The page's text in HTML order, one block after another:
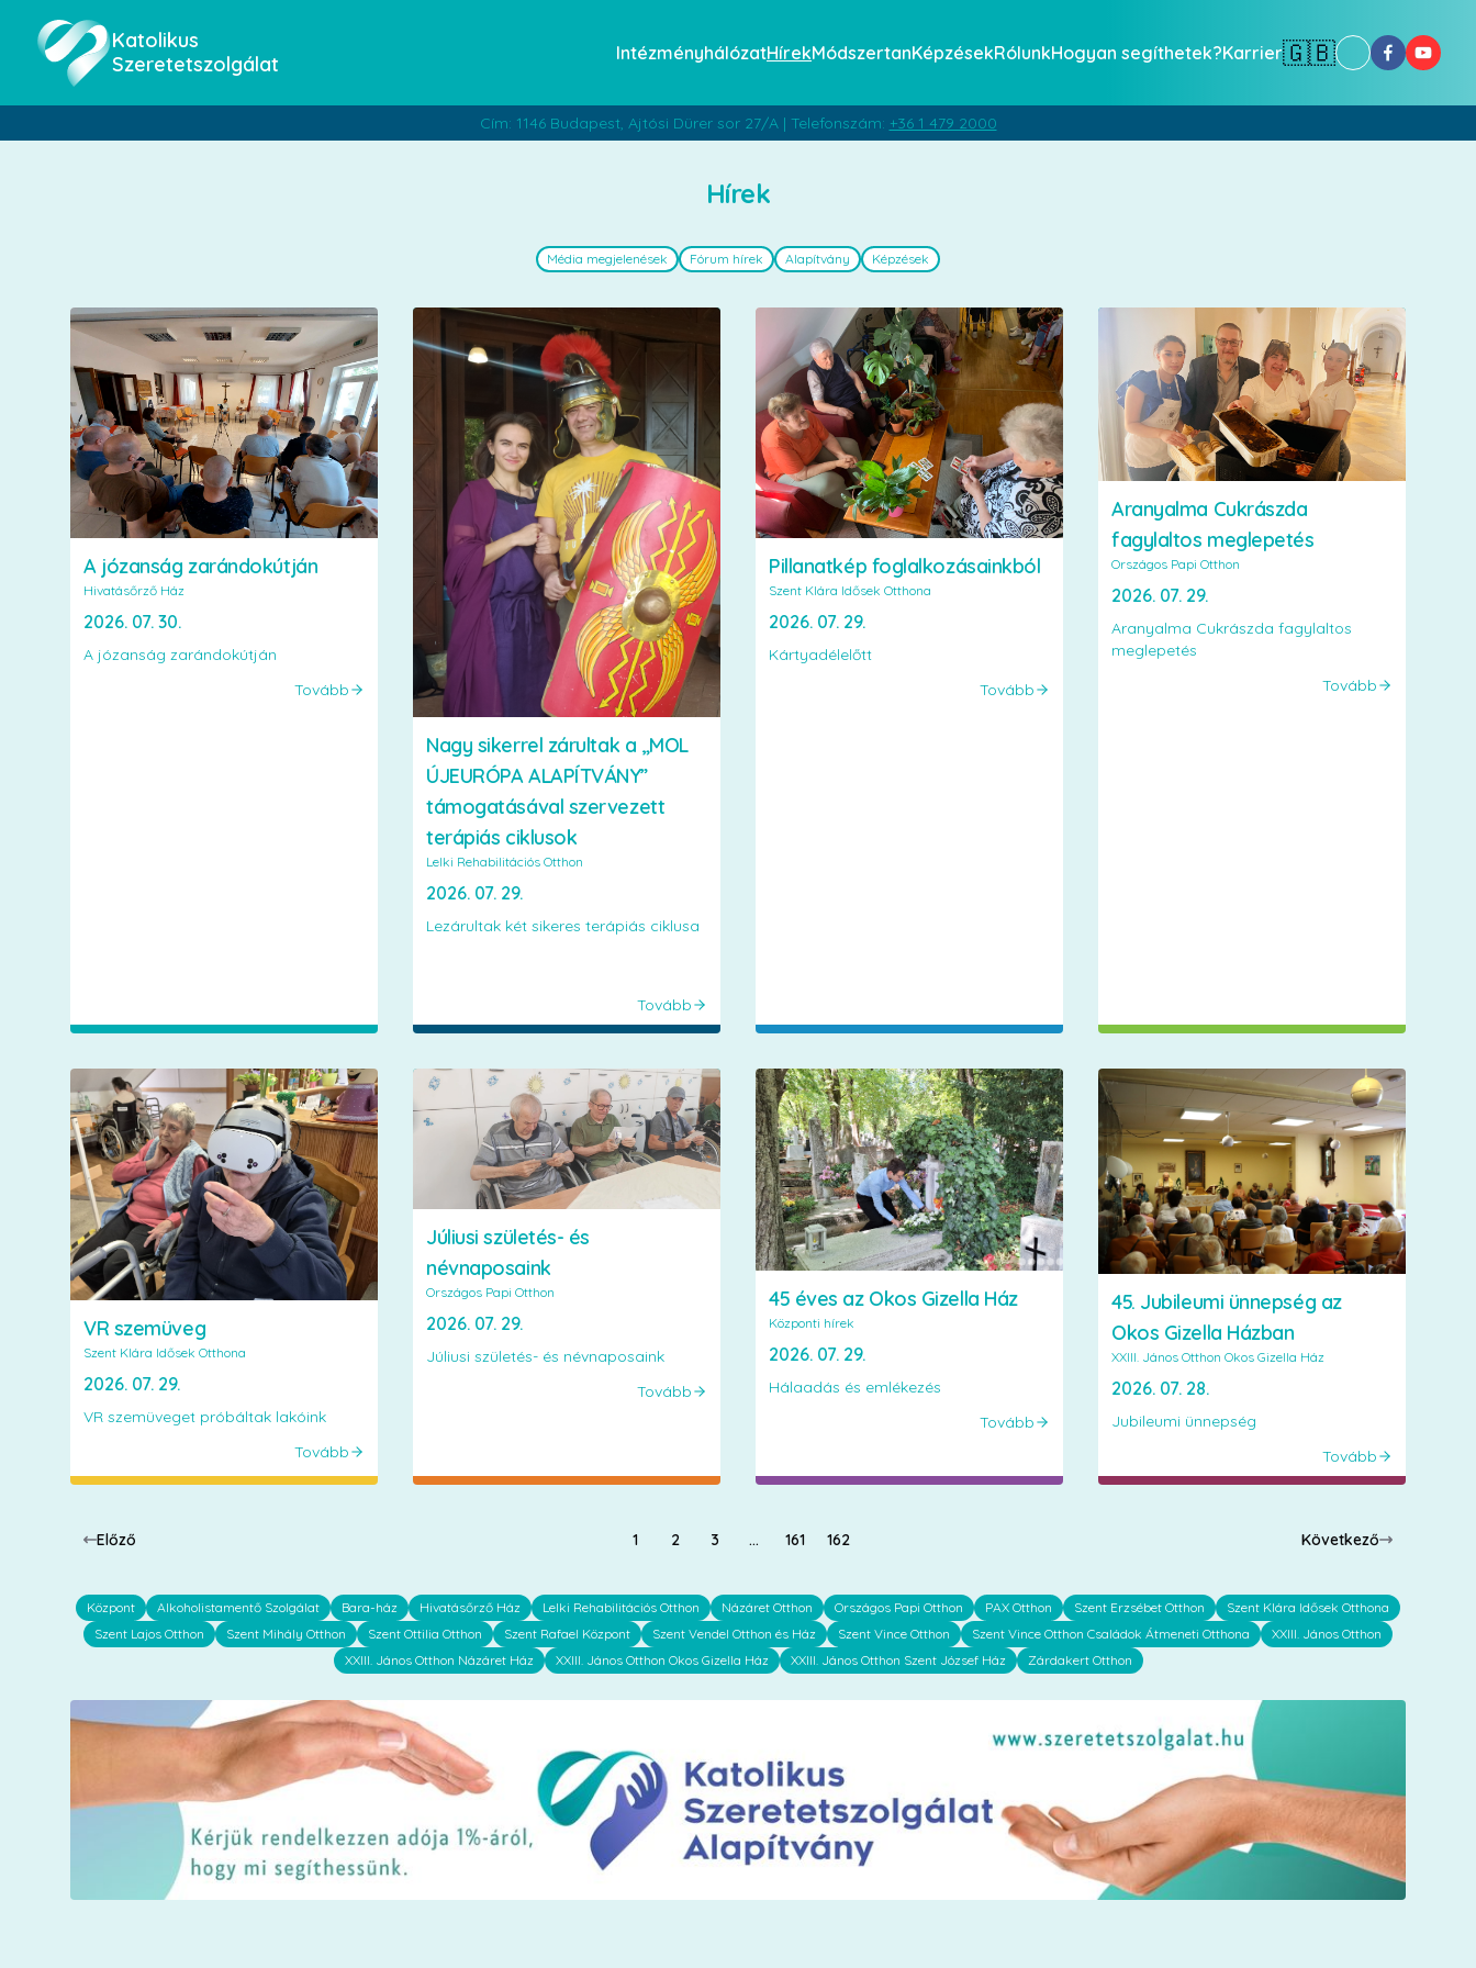
Katolikus
Szeretetszolgálat
IntézményhálózatHírekMódszertanKépzésekRólunkHogyan segíthetek?Karrier🇬🇧
Cím: 1146 Budapest, Ajtósi Dürer sor 27/A | Telefonszám: +36 1 479 2000
Hírek
Média megjelenések Fórum hírek Alapítvány Képzések
A józanság zarándokútján
Hivatásőrző Ház
2026. 07. 30.
A józanság zarándokútján
Tovább
Nagy sikerrel zárultak a „MOL
ÚJEURÓPA ALAPÍTVÁNY”
támogatásával szervezett
terápiás ciklusok
Lelki Rehabilitációs Otthon
2026. 07. 29.
Lezárultak két sikeres terápiás ciklusa
Tovább
Pillanatkép foglalkozásainkból
Szent Klára Idősek Otthona
2026. 07. 29.
Kártyadélelőtt
Tovább
Aranyalma Cukrászda
fagylaltos meglepetés
Országos Papi Otthon
2026. 07. 29.
Aranyalma Cukrászda fagylaltos
meglepetés
Tovább
VR szemüveg
Szent Klára Idősek Otthona
2026. 07. 29.
VR szemüveget próbáltak lakóink
Tovább
Júliusi születés- és
névnaposaink
Országos Papi Otthon
2026. 07. 29.
Júliusi születés- és névnaposaink
Tovább
45 éves az Okos Gizella Ház
Központi hírek
2026. 07. 29.
Hálaadás és emlékezés
Tovább
45. Jubileumi ünnepség az
Okos Gizella Házban
XXIII. János Otthon Okos Gizella Ház
2026. 07. 28.
Jubileumi ünnepség
Tovább
Előző 1 2 3 … 161 162 Következő
Központ Alkoholistamentő Szolgálat Bara-ház Hivatásőrző Ház Lelki Rehabilitációs Otthon Názáret Otthon Országos Papi Otthon PAX Otthon Szent Erzsébet Otthon
Szent Klára Idősek Otthona
Szent Lajos Otthon
Szent Mihály Otthon Szent Ottilia Otthon Szent Rafael Központ Szent Vendel Otthon és Ház Szent Vince Otthon Szent Vince Otthon Családok Átmeneti Otthona
XXIII. János Otthon
XXIII. János Otthon Názáret Ház
XXIII. János Otthon Okos Gizella Ház XXIII. János Otthon Szent József Ház Zárdakert Otthon